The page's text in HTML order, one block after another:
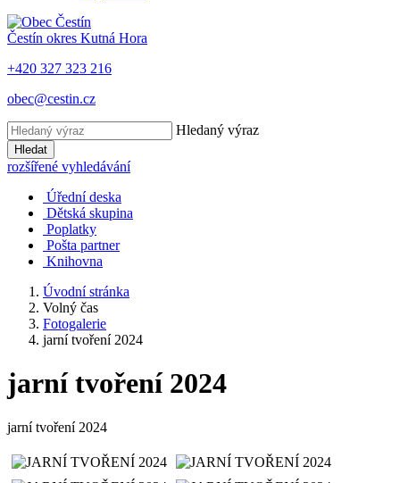
Čestín okres Kutná Hora
+420 327 323 216
obec@cestin.cz
Hledaný výraz
Hledat
rozšířené vyhledávání
Úřední deska
Dětská skupina
Poplatky
Pošta partner
Knihovna
Úvodní stránka
Volný čas
Fotogalerie
jarní tvoření 2024
jarní tvoření 2024
jarní tvoření 2024